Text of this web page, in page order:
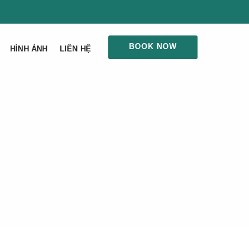
HÌNH ẢNH LIÊN HỆ BOOK NOW